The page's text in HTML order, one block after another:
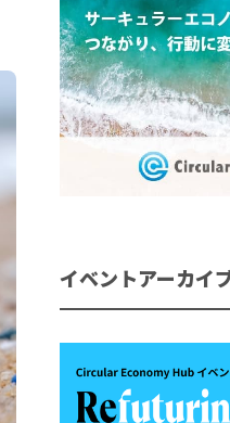
イベントアーカイ